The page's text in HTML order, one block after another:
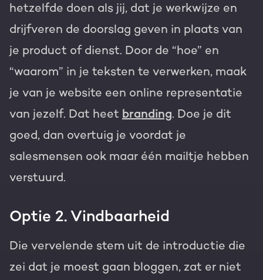
hetzelfde doen als jij, dat je werkwijze en
drijfveren de doorslag geven in plaats van
je product of dienst. Door de “hoe” en
“waarom” in je teksten te verwerken, maak
je van je website een online representatie
van jezelf. Dat heet branding. Doe je dit
goed, dan overtuig je voordat je
salesmensen ook maar één mailtje hebben
verstuurd.
Optie 2. Vindbaarheid
Die vervelende stem uit de introductie die
zei dat je moest gaan bloggen, zat er niet